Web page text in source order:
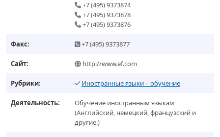
+7 (495) 9373874
+7 (495) 9373878
+7 (495) 9373876
Факс: +7 (495) 9373877
Сайт: http://www.ef.com
Рубрики: Иностранные языки – обучение
Деятельность:
Обучение иностранным языкам
(Английский, немецкий, французский и
другие.)